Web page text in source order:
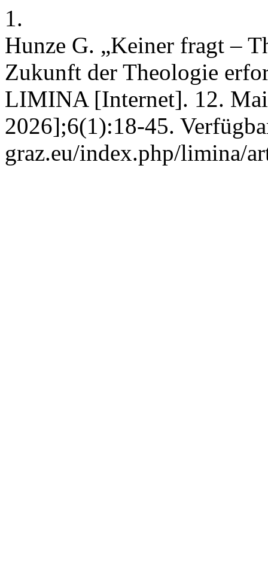
1.
Hunze G. „Keiner fragt –
Zukunft der Theologie
LIMINA [Internet]. 12.
2026];6(1):18-45.
graz.eu/index.php/limina/